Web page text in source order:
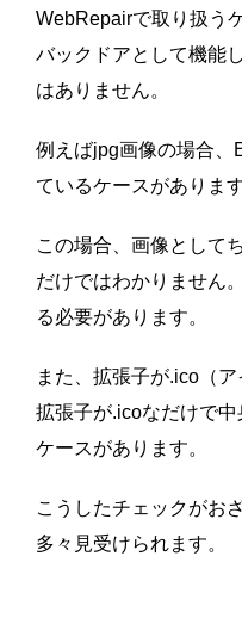
WebRepairで取り扱う
バックドアとして機能
はありません。
例えばjpg画像の場合、
ているケースがあります
この場合、画像として
だけではわかりません
る必要があります。
また、拡張子が.ico（
拡張子が.icoなだけで
ケースがあります。
こうしたチェックがお
多々見受けられます。